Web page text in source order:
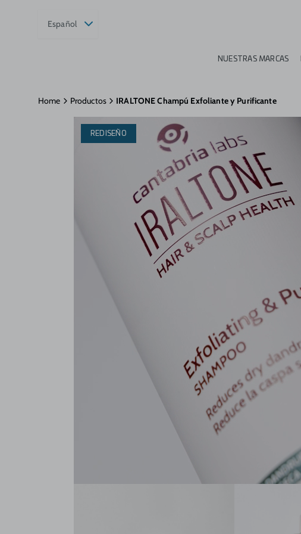
Español
NUESTRAS MARCAS
Home Productos IRALTONE Champú Exfoliante y Purificante
REDISEÑO